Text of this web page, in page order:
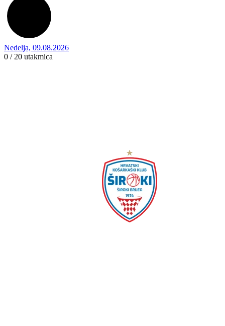
Nedelja, 09.08.2026
0 / 20 utakmica